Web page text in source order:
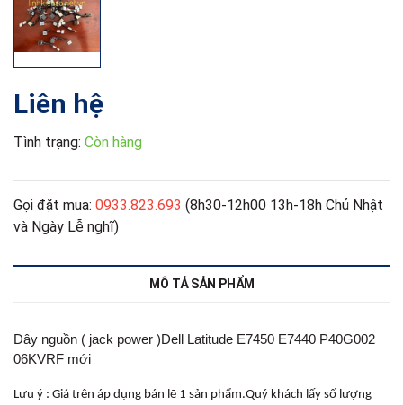
Liên hệ
Tình trạng: Còn hàng
Gọi đặt mua: 0933.823.693 (8h30-12h00 13h-18h Chủ Nhật
và Ngày Lễ nghĩ)
MÔ TẢ SẢN PHẨM
Dây nguồn ( jack power )Dell Latitude E7450 E7440 P40G002
06KVRF mới
Lưu ý : Giá trên áp dụng bán lẽ 1 sản phẩm.Quý khách lấy số lượng